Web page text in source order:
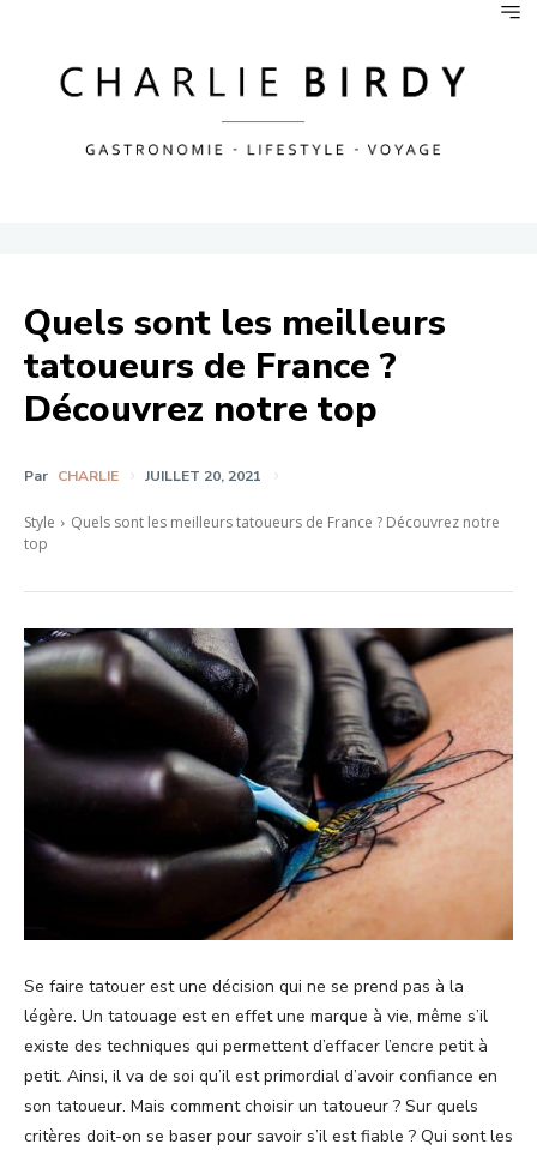
Quels sont les meilleurs
tatoueurs de France ?
Découvrez notre top
Par CHARLIE JUILLET 20, 2021
Style
Quels sont les meilleurs tatoueurs de France ? Découvrez notre
top
Se faire tatouer est une décision qui ne se prend pas à la
légère. Un tatouage est en effet une marque à vie, même s’il
existe des techniques qui permettent d’effacer l’encre petit à
petit. Ainsi, il va de soi qu’il est primordial d’avoir confiance en
son tatoueur. Mais comment choisir un tatoueur ? Sur quels
critères doit-on se baser pour savoir s’il est fiable ? Qui sont les